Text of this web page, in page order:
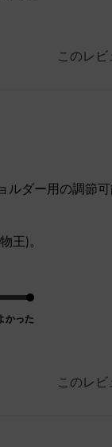
このレ
ルダー用の調節
王)。
かった
このレ